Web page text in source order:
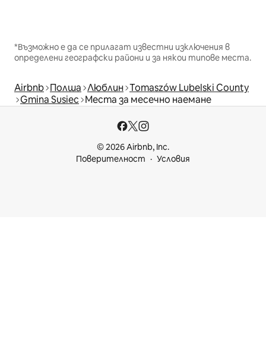
*Възможно е да се прилагат известни изключения в
определени географски райони и за някои типове места.
Airbnb Полша Люблин Tomaszów Lubelski County
Gmina Susiec Места за месечно наемане
© 2026 Airbnb, Inc.
Поверителност
Условия